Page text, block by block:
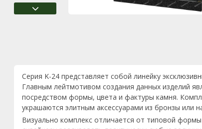
Серия K-24 представляет собой линейку
Главным лейтмотивом создания данных изделий
посредством формы, цвета и фактуры камня.
украшаются элитным аксессуарами из бронзы или
Визуально комплекс отличается от типовой